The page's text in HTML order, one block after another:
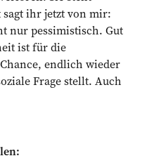
ihr jetzt von mir:
nur pessimistisch. Gut
ist für die
endlich wieder
Frage stellt. Auch